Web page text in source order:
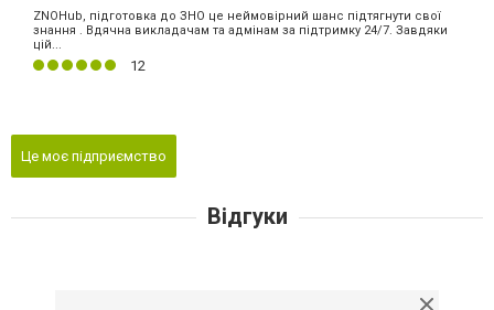
ZNOHub, підготовка до ЗНО це неймовірний шанс підтягнути свої
знання . Вдячна викладачам та адмінам за підтримку 24/7. Завдяки
цій...
12
Це моє підприємство
Відгуки